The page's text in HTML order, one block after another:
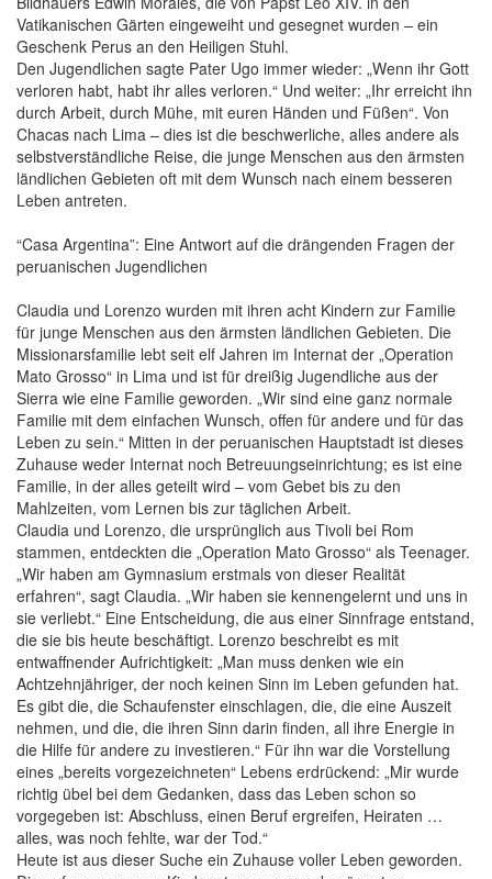
Vatikanischen Gärten eingeweiht und gesegnet wurden – ein
Geschenk Perus an den Heiligen Stuhl.
Den Jugendlichen sagte Pater Ugo immer wieder: „Wenn ihr Gott
verloren habt, habt ihr alles verloren.“ Und weiter: „Ihr erreicht ihn
durch Arbeit, durch Mühe, mit euren Händen und Füßen“. Von
Chacas nach Lima – dies ist die beschwerliche, alles andere als
selbstverständliche Reise, die junge Menschen aus den ärmsten
ländlichen Gebieten oft mit dem Wunsch nach einem besseren
Leben antreten.
“Casa Argentina”: Eine Antwort auf die drängenden Fragen der
peruanischen Jugendlichen
Claudia und Lorenzo wurden mit ihren acht Kindern zur Familie
für junge Menschen aus den ärmsten ländlichen Gebieten. Die
Missionarsfamilie lebt seit elf Jahren im Internat der „Operation
Mato Grosso“ in Lima und ist für dreißig Jugendliche aus der
Sierra wie eine Familie geworden. „Wir sind eine ganz normale
Familie mit dem einfachen Wunsch, offen für andere und für das
Leben zu sein.“ Mitten in der peruanischen Hauptstadt ist dieses
Zuhause weder Internat noch Betreuungseinrichtung; es ist eine
Familie, in der alles geteilt wird – vom Gebet bis zu den
Mahlzeiten, vom Lernen bis zur täglichen Arbeit.
Claudia und Lorenzo, die ursprünglich aus Tivoli bei Rom
stammen, entdeckten die „Operation Mato Grosso“ als Teenager.
„Wir haben am Gymnasium erstmals von dieser Realität
erfahren“, sagt Claudia. „Wir haben sie kennengelernt und uns in
sie verliebt.“ Eine Entscheidung, die aus einer Sinnfrage entstand,
die sie bis heute beschäftigt. Lorenzo beschreibt es mit
entwaffnender Aufrichtigkeit: „Man muss denken wie ein
Achtzehnjähriger, der noch keinen Sinn im Leben gefunden hat.
Es gibt die, die Schaufenster einschlagen, die, die eine Auszeit
nehmen, und die, die ihren Sinn darin finden, all ihre Energie in
die Hilfe für andere zu investieren.“ Für ihn war die Vorstellung
eines „bereits vorgezeichneten“ Lebens erdrückend: „Mir wurde
richtig übel bei dem Gedanken, dass das Leben schon so
vorgegeben ist: Abschluss, einen Beruf ergreifen, Heiraten …
alles, was noch fehlte, war der Tod.“
Heute ist aus dieser Suche ein Zuhause voller Leben geworden.